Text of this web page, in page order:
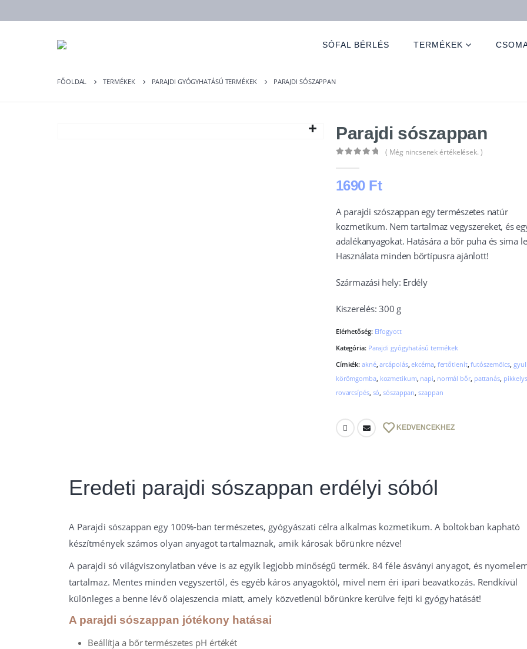
SÓFAL BÉRLÉS TERMÉKEK
FŐOLDAL TERMÉKEK PARAJDI GYÓGYHATÁSÚ TERMÉKEK PARAJDI SÓSZAPPAN
Parajdi sószappan
( Még nincsenek értékelések. )
1690 Ft
A parajdi szószappan egy természetes natúr
kozmetikum. Nem tartalmaz vegyszereket, és
adalékanyagokat. Hatására a bőr puha és sima
Használata minden bőrtípusra ajánlott!
Származási hely: Erdély
Kiszerelés: 300 g
Elérhetőség: Elfogyott
Kategória: Parajdi gyógyhatású termékek
Címkék:akné,arcápolás,ekcéma, fertőtlenít,futószemölcs
körömgomba, kozmetikum, napi normál bőr, pattanás,
rovarcsípés, só ,sószappan ,szappan
KEDVENCEKHEZ
Eredeti parajdi sószappan erdélyi sóból
A Parajdi sószappan egy 100%-ban természetes, gyógyászati célra alkalmas kozmetikum. A boltokban kapható
készítmények számos olyan anyagot tartalmaznak, amik károsak bőrünkre nézve!
A parajdi só világviszonylatban véve is az egyik legjobb minőségű termék. 84 féle ásványi anyagot, és
tartalmaz. Mentes minden vegyszertől, és egyéb káros anyagoktól, mivel nem éri ipari beavatkozás. Rendkívül
különleges a benne lévő olajeszencia miatt, amely közvetlenül bőrünkre kerülve fejti ki gyógyhatását!
A parajdi sószappan jótékony hatásai
Beállítja a bőr természetes pH értékét